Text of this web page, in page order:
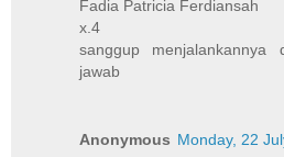
Fadia Patricia Ferdiansah
x.4
sanggup menjalankannya
jawab
Anonymous Monday, 22